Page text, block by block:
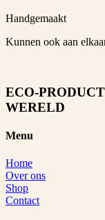
Handgemaakt
Kunnen ook aan
ECO-
WERELD
Menu
Home
Over ons
Shop
Contact